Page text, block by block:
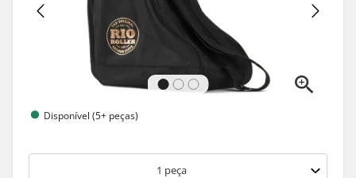
Disponível (5+ peças)
1 peça